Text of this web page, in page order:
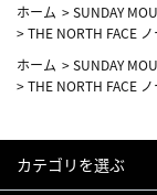
ホーム >SUNDAY
>THE NORTH FACE
ホーム >SUNDAY
>THE NORTH FACE
カテゴリを選ぶ